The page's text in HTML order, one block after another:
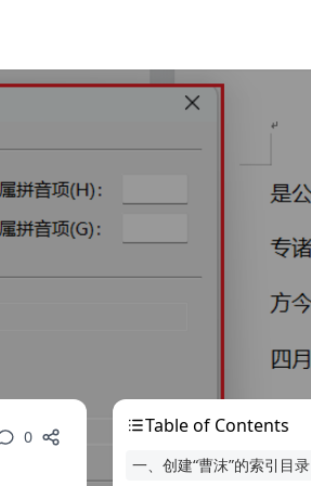
0 Table of Contents
一、创建“曹沫”的索引目录